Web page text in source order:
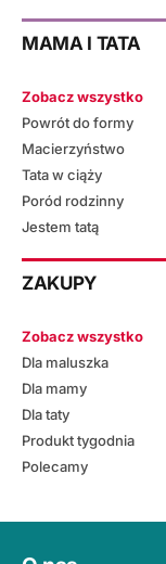
MAMA I TATA
Zobacz wszystko
Powrót do formy
Macierzyństwo
Tata w ciąży
Poród rodzinny
Jestem tatą
ZAKUPY
Zobacz wszystko
Dla maluszka
Dla mamy
Dla taty
Produkt tygodnia
Polecamy